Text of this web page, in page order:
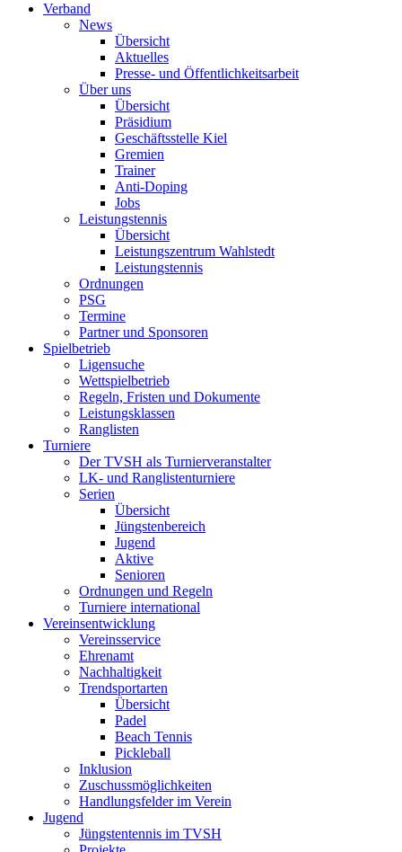
Verband
News
Übersicht
Aktuelles
Presse- und Öffentlichkeitsarbeit
Über uns
Übersicht
Präsidium
Geschäftsstelle Kiel
Gremien
Trainer
Anti-Doping
Jobs
Leistungstennis
Übersicht
Leistungszentrum Wahlstedt
Leistungstennis
Ordnungen
PSG
Termine
Partner und Sponsoren
Spielbetrieb
Ligensuche
Wettspielbetrieb
Regeln, Fristen und Dokumente
Leistungsklassen
Ranglisten
Turniere
Der TVSH als Turnierveranstalter
LK- und Ranglistenturniere
Serien
Übersicht
Jüngstenbereich
Jugend
Aktive
Senioren
Ordnungen und Regeln
Turniere international
Vereinsentwicklung
Vereinsservice
Ehrenamt
Nachhaltigkeit
Trendsportarten
Übersicht
Padel
Beach Tennis
Pickleball
Inklusion
Zuschussmöglichkeiten
Handlungsfelder im Verein
Jugend
Jüngstentennis im TVSH